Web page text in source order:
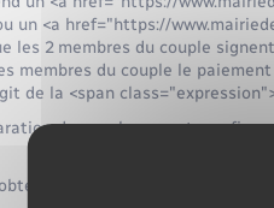
un <a href="https://
les 2 membres du couple
membres du couple le
de la <span
du couple ne met pas fin
l'annulation de la <span